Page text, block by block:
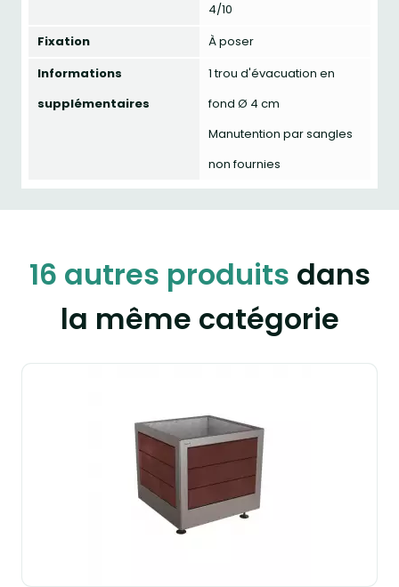
4/10
Fixation
À poser
Informations
supplémentaires
1 trou d'évacuation en
fond Ø 4 cm
Manutention par sangles
non fournies
16 autres produits dans
la même catégorie